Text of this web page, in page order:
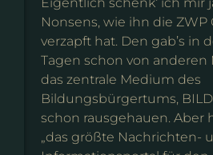
Nonsens, wie ihn die ZWP
verzapft hat. Den gab’s in
Tagen schon von anderen
das zentrale Medium des
Bildungsbürgertums,
schon rausgehauen. Aber
„das größte Nachrichten-